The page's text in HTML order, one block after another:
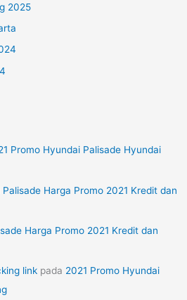
2025
Promo Hyundai Palisade Hyundai
Palisade Harga Promo 2021 Kredit dan
Harga Promo 2021 Kredit dan
link pada 2021 Promo Hyundai